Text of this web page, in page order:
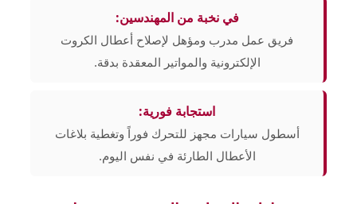
في نخبة من المهندسين:
فريق عمل مدرب ومؤهل لإصلاح أعطال الكروت
الإلكترونية والمواتير المعقدة بدقة.
استجابة فورية:
أسطول سيارات مجهز للتحرك فوراً وتغطية بلاغات
الأعطال الطارئة في نفس اليوم.